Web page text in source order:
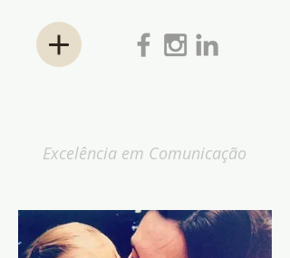
Excelência em Comunicação